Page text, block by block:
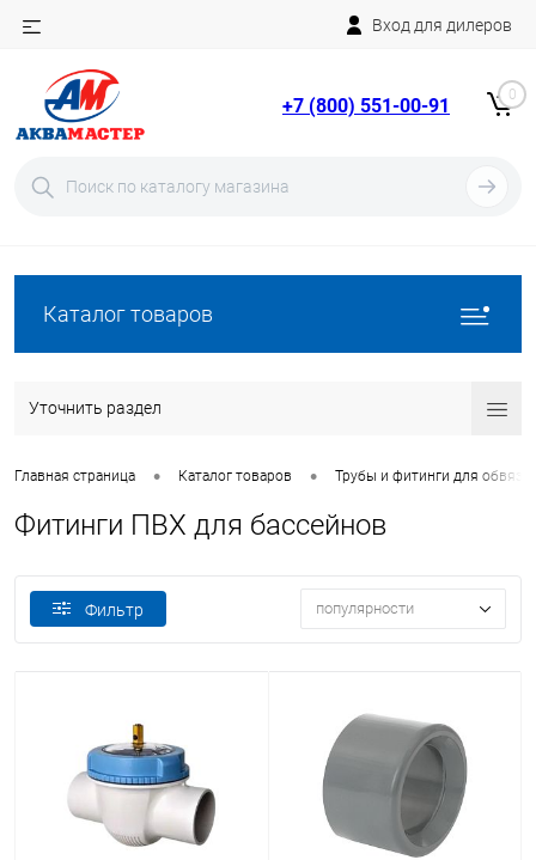
Вход для дилеров
+7 (800) 551-00-91 0
Каталог товаров
Уточнить раздел
Главная страница • Каталог товаров • Трубы и фитинги для
Фитинги ПВХ для бассейнов
Фильтр популярности